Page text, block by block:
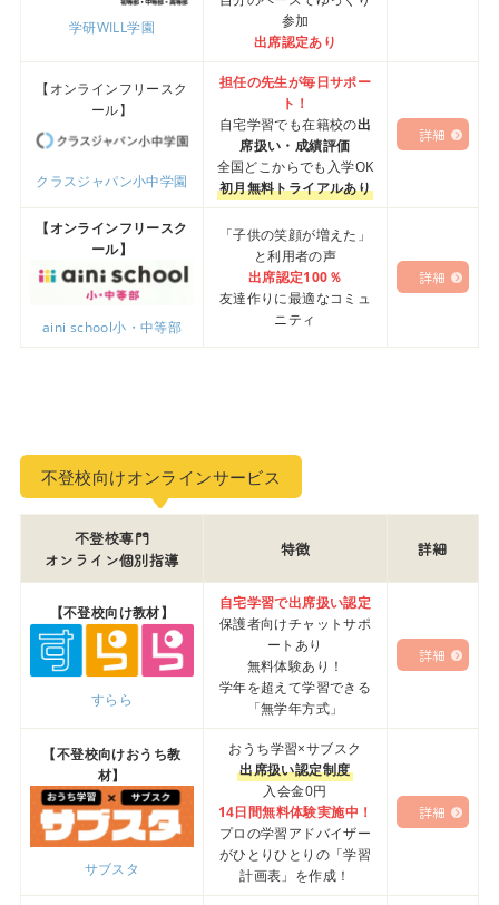
学研WILL学園
参加
出席認定あり
【オンラインフリースク
ール】
クラスジャパン小中学園
担任の先生が毎日サポー
ト！
自宅学習でも在籍校の出
席扱い・成績評価
全国どこからでも入学OK
初月無料トライアルあり
詳細
【オンラインフリースク
ール】
aini school小・中等部
「子供の笑顔が増えた」
と利用者の声
出席認定100％
友達作りに最適なコミュ
ニティ
詳細
不登校向けオンラインサービス
不登校専門
オンライン個別指導
特徴 詳細
【不登校向け教材】
すらら
自宅学習で出席扱い認定
保護者向けチャットサポ
ートあり
無料体験あり！
学年を超えて学習できる
「無学年方式」
詳細
【不登校向けおうち教
材】
サブスタ
おうち学習×サブスク
出席扱い認定制度
入会金0円
14日間無料体験実施中！
プロの学習アドバイザー
がひとりひとりの「学習
計画表」を作成！
詳細